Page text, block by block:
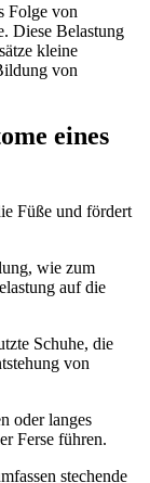
Folge von
Diese Belastung
kleine
von
eines
Füße und fördert
wie zum
auf die
Schuhe, die
von
oder langes
Ferse führen.
stechende